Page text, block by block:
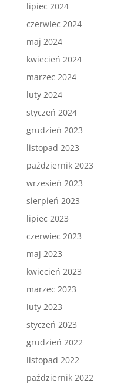
lipiec 2024
czerwiec 2024
maj 2024
kwiecień 2024
marzec 2024
luty 2024
styczeń 2024
grudzień 2023
listopad 2023
październik 2023
wrzesień 2023
sierpień 2023
lipiec 2023
czerwiec 2023
maj 2023
kwiecień 2023
marzec 2023
luty 2023
styczeń 2023
grudzień 2022
listopad 2022
październik 2022